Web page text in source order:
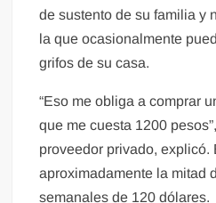
de sustento de su familia y
la que ocasionalmente
grifos de su casa.
“Eso me obliga a comprar
que me cuesta 1200
proveedor privado, explicó.
aproximadamente la mitad
semanales de 120 dólares.